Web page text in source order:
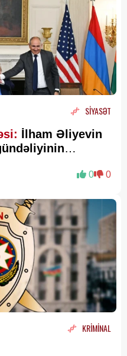
SİYASƏT
İlham Əliyevin
0 0
KRİMİNAL